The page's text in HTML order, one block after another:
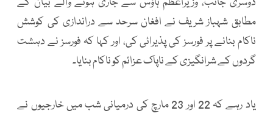
مطابق شہباز شریف نے افغان سرحد سے دراندازی کی کوشش
ناکام بنانے پر فورسز کی پذیرائی کی، اور کہا کہ فورسز نے دہشت
گردوں کے شرانگیزی کے ناپاک عزائم کو ناکام بنایا۔
یاد رہے کہ 22 اور 23 مارچ کی درمیانی شب میں خارجیوں نے